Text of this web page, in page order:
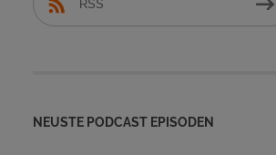
RSS
NEUSTE PODCAST EPISODEN